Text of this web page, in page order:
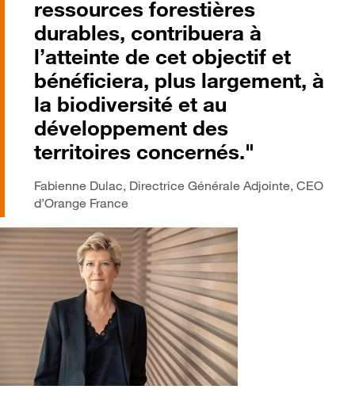
ressources forestières
durables, contribuera à
l’atteinte de cet objectif et
bénéficiera, plus largement, à
la biodiversité et au
développement des
territoires concernés."
Fabienne Dulac, Directrice Générale Adjointe, CEO
d’Orange France